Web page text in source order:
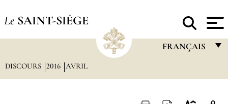
Le SAINT-SIÈGE
FRANÇAIS
DISCOURS 2016 AVRIL